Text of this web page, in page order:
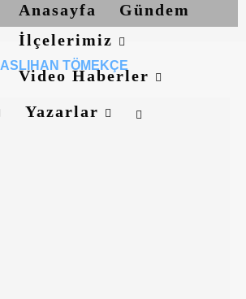
Anasayfa
Gündem
İlçelerimiz
Video Haberler
Yazarlar
ASLIHAN TÖMEKÇE